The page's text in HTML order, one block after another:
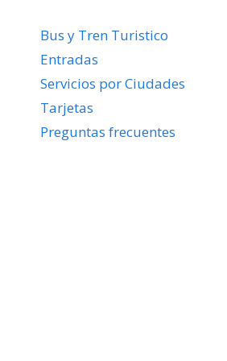
Bus y Tren Turistico
Entradas
Servicios por Ciudades
Tarjetas
Preguntas frecuentes